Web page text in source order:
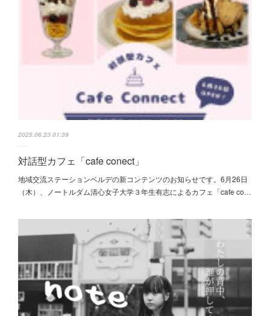
2025.06.23 01:39
対話型カフェ「cafe conect」
地域交流ステーションベルデの新コンテンツのお知らせです。6月26日
（木）、ノートルダム清心女子大学３年生有志によるカフェ「cafe co…